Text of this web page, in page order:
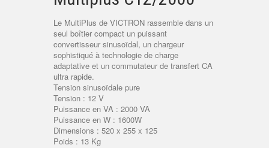
Le MultiPlus de VICTRON rassemble dans un
seul boîtier compact un puissant
convertisseur sinusoïdal, un chargeur
sophistiqué à technologie de charge
adaptative et un commutateur de transfert CA
ultra rapide.
Tension sinusoïdale pure
Tension : 12 V
Puissance en VA : 2000 VA
Puissance en W : 1600W
Dimensions : 520 x 255 x 125
Poids : 13 Kg